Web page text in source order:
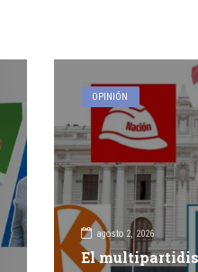
OPINIÓN
agosto 2, 2026
El